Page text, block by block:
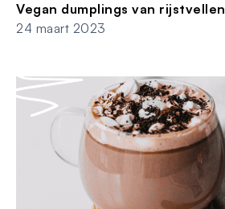
Vegan dumplings van rijstvellen
24 maart 2023